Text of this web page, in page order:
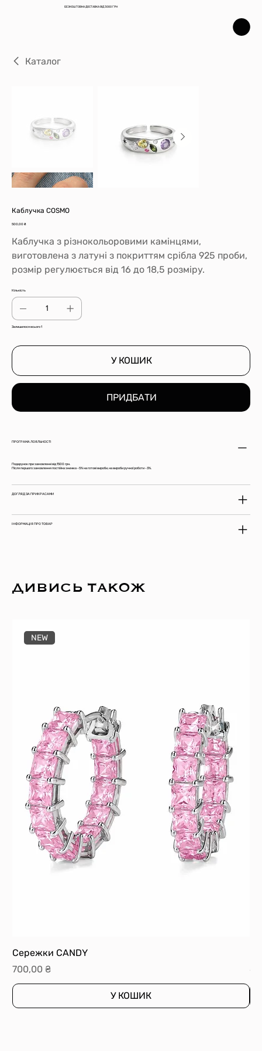
БЕЗКОШТОВНА ДОСТАВКА ВІД 3000 ГРН
Каталог
Каблучка COSMO
Ціна
500,00 ₴
Каблучка з різнокольоровими камінцями,
виготовлена з латуні з покриттям срібла 925 проби,
розмір регулюється від 16 до 18,5 розміру.
Кількість
Залишилося всього 1
У КОШИК
ПРИДБАТИ
ПРОГРАМА ЛОЯЛЬНОСТІ
Подарунок при замовленні від 1500 грн.
Після першого замовлення постійна знижка -5% на готові вироби, на вироби ручної роботи -3%.
ДОГЛЯД ЗА ПРИКРАСАМИ
ІНФОРМАЦІЯ ПРО ТОВАР
ДИВИСЬ ТАКОЖ
NEW
Сережки CANDY
Ціна
700,00 ₴
У КОШИК